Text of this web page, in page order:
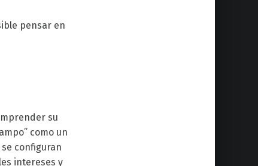
pensar en
su
como un
configuran
intereses y